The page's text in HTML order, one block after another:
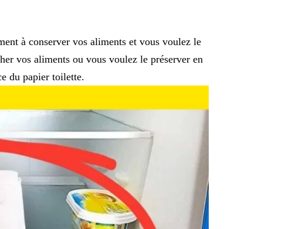
à conserver vos aliments et vous voulez le
vos aliments ou vous voulez le préserver en
du papier toilette.